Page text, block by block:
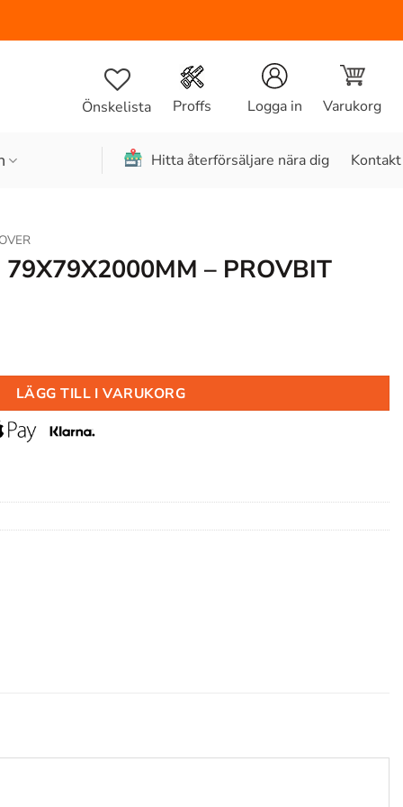
Önskelista Proffs Logga in Varukorg
Hitta återförsäljare nära dig Kontakt
– PROVBIT
LÄGG TILL I VARUKORG